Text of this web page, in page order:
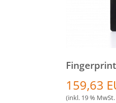
159,63
(inkl. 19 %